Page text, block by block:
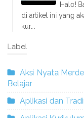
Halo!
di artikel ini yang
kur...
Label
Aksi Nyata
Belajar
Aplikasi dan